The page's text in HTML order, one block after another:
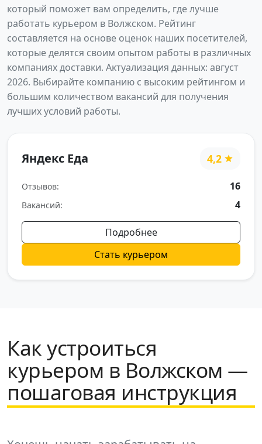
который поможет вам определить, где лучше
работать курьером в Волжском. Рейтинг
составляется на основе оценок наших посетителей,
которые делятся своим опытом работы в различных
компаниях доставки. Актуализация данных: август
2026. Выбирайте компанию с высоким рейтингом и
большим количеством вакансий для получения
лучших условий работы.
Яндекс Еда 4,2
Отзывов: 16
Вакансий: 4
Подробнее
Стать курьером
Как устроиться
курьером в Волжском —
пошаговая инструкция